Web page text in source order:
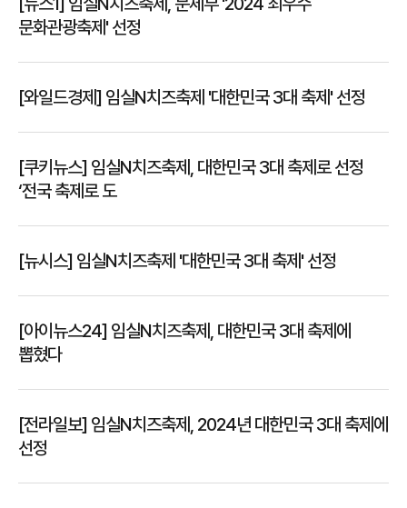
문화관광축제' 선정
[와일드경제] 임실N치즈축제 '대한민국 3대 축제' 선정
[쿠키뉴스] 임실N치즈축제, 대한민국 3대 축제로 선정
‘전국 축제로 도
[뉴시스] 임실N치즈축제 '대한민국 3대 축제' 선정
[아이뉴스24] 임실N치즈축제, 대한민국 3대 축제에
뽑혔다
[전라일보] 임실N치즈축제, 2024년 대한민국 3대 축제에
선정